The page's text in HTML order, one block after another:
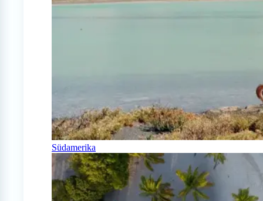
Südamerika